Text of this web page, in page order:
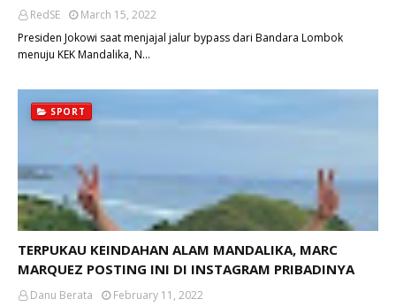
RedSE
March 15, 2022
Presiden Jokowi saat menjajal jalur bypass dari Bandara Lombok
menuju KEK Mandalika, N…
SPORT
TERPUKAU KEINDAHAN ALAM MANDALIKA, MARC
MARQUEZ POSTING INI DI INSTAGRAM PRIBADINYA
Danu Berata
February 11, 2022